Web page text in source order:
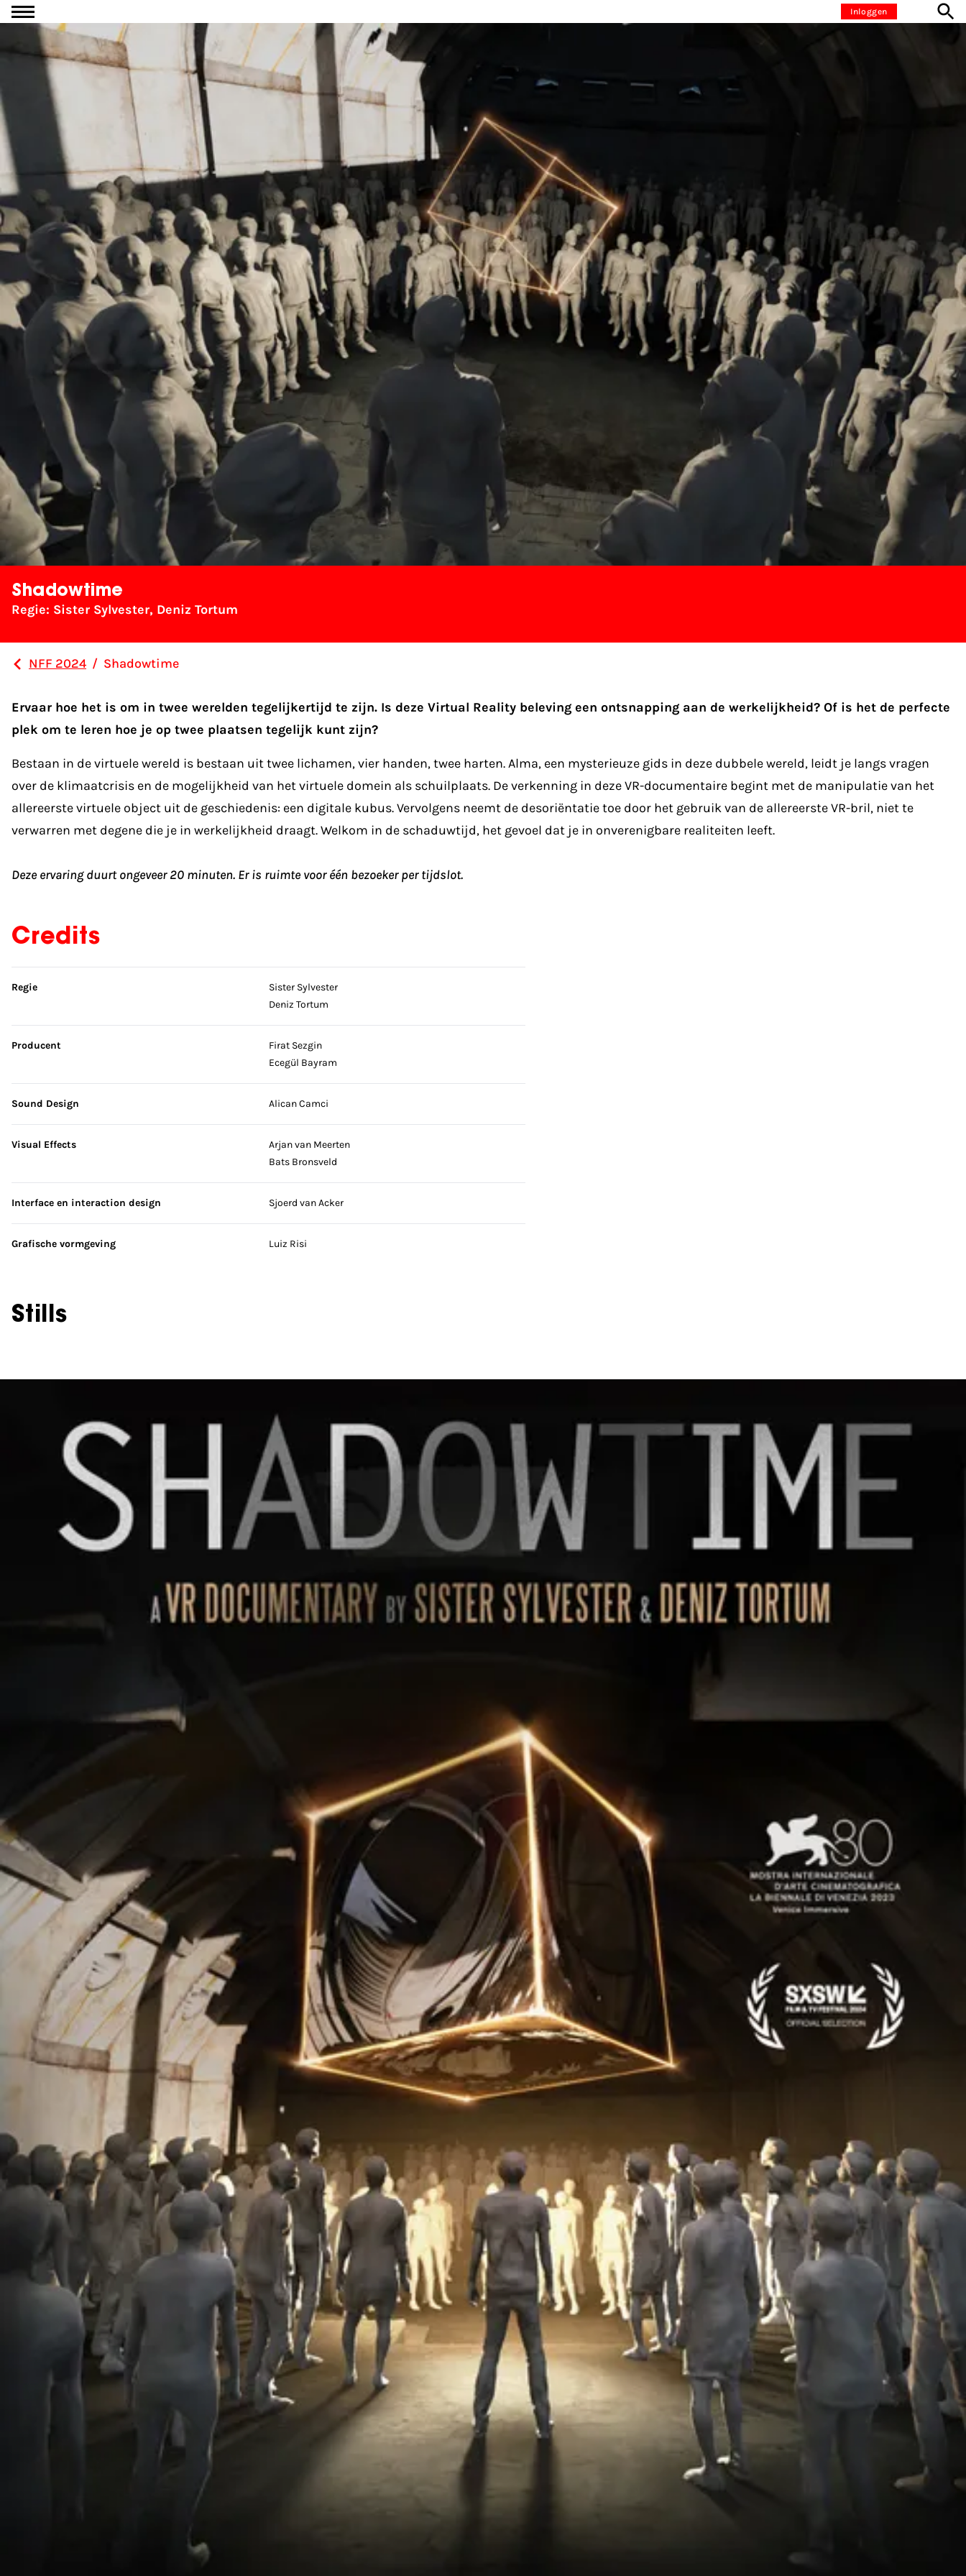
Ga naar inhoud Inloggen
Shadowtime
Regie: Sister Sylvester, Deniz Tortum
NFF 2024 / Shadowtime
Ervaar hoe het is om in twee werelden tegelijkertijd te zijn. Is deze Virtual Reality beleving een ontsnapping aan de werkelijkheid? Of is het de perfecte
plek om te leren hoe je op twee plaatsen tegelijk kunt zijn?
Bestaan in de virtuele wereld is bestaan uit twee lichamen, vier handen, twee harten. Alma, een mysterieuze gids in deze dubbele wereld, leidt je langs vragen
over de klimaatcrisis en de mogelijkheid van het virtuele domein als schuilplaats. De verkenning in deze VR-documentaire begint met de manipulatie van het
allereerste virtuele object uit de geschiedenis: een digitale kubus. Vervolgens neemt de desoriëntatie toe door het gebruik van de allereerste VR-bril, niet te
verwarren met degene die je in werkelijkheid draagt. Welkom in de schaduwtijd, het gevoel dat je in onverenigbare realiteiten leeft.
Deze ervaring duurt ongeveer 20 minuten. Er is ruimte voor één bezoeker per tijdslot.
Credits
Sla credits over
Regie
Sister Sylvester
Deniz Tortum
Producent
Firat Sezgin
Ecegül Bayram
Sound Design Alican Camci
Visual Effects
Arjan van Meerten
Bats Bronsveld
Interface en interaction design Sjoerd van Acker
Grafische vormgeving Luiz Risi
Stills